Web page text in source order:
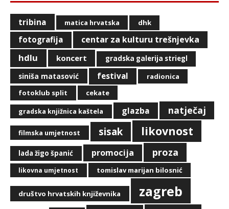
tribina matica hrvatska dhk
fotografija centar za kulturu trešnjevka
hdlu koncert gradska galerija striegl
siniša matasović festival
radionica
fotoklub split
cekate
gradska knjižnica kaštela glazba natječaj
filmska umjetnost sisak likovnost
lada žigo španić promocija proza
likovna umjetnost tomislav marijan bilosnić
društvo hrvatskih književnika zagreb